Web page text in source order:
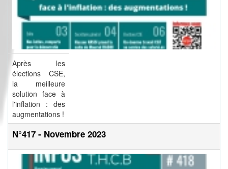
Après les
élections CSE,
la meilleure
solution face à
l'inflation : des
augmentations !
N°417 - Novembre 2023